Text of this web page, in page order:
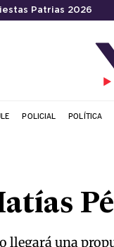
Patrias 2026
POLICIAL POLÍTICA
llegará una